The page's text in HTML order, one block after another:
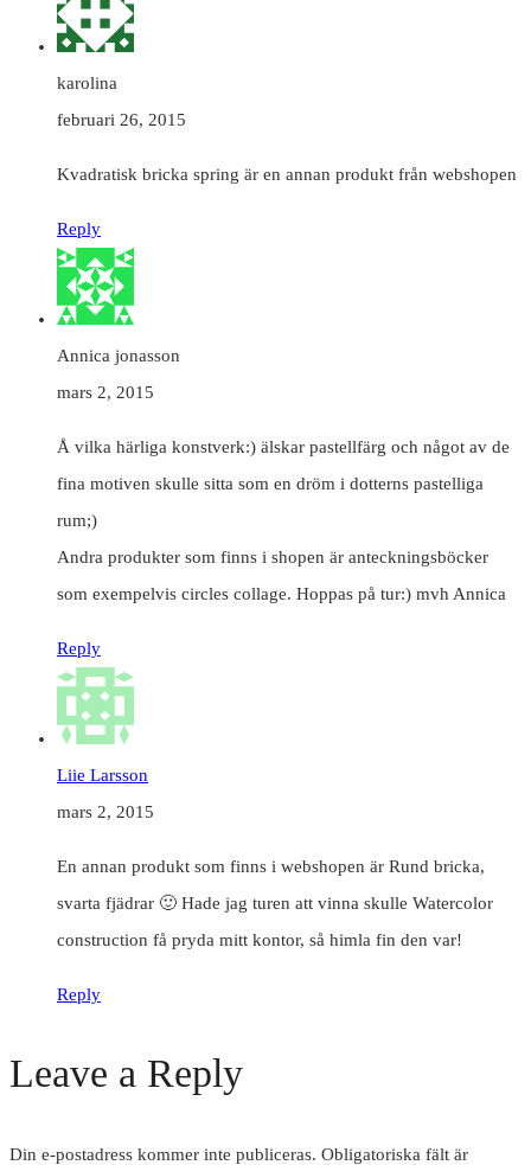
karolina
februari 26, 2015
Kvadratisk bricka spring är en annan produkt från webshopen
Reply
Annica jonasson
mars 2, 2015
Å vilka härliga konstverk:) älskar pastellfärg och något av de
fina motiven skulle sitta som en dröm i dotterns pastelliga
rum;)
Andra produkter som finns i shopen är anteckningsböcker
som exempelvis circles collage. Hoppas på tur:) mvh Annica
Reply
Liie Larsson
mars 2, 2015
En annan produkt som finns i webshopen är Rund bricka,
svarta fjädrar 🙂 Hade jag turen att vinna skulle Watercolor
construction få pryda mitt kontor, så himla fin den var!
Reply
Leave a Reply
Din e-postadress kommer inte publiceras. Obligatoriska fält är